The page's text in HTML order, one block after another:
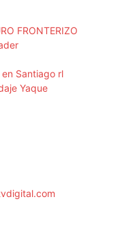
FRONTERIZO
Santiago rl
Yaque